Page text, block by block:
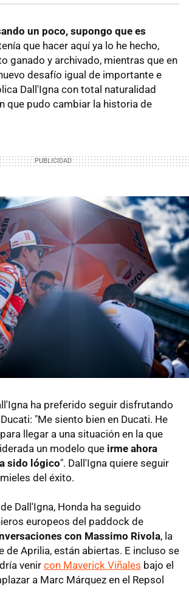
un poco, supongo que es
que hacer aquí ya lo he hecho,
ganado y archivado, mientras que en
desafío igual de importante e
Dall'Igna con total naturalidad
que pudo cambiar la historia de
ha preferido seguir disfrutando
"Me siento bien en Ducati. He
llegar a una situación en la que
un modelo que irme ahora
sido lógico". Dall'Igna quiere seguir
del éxito.
Dall'Igna, Honda ha seguido
europeos del paddock de
con Massimo Rivola, la
de Aprilia, están abiertas. E incluso se
venir con Maverick Viñales bajo el
a Marc Márquez en el Repsol